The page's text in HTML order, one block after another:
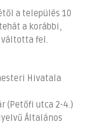
a település 10
a korábbi,
váltotta fel.
Hivatala
(Petőfi utca 2-4.)
Általános